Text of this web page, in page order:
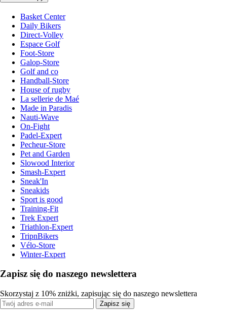
Basket Center
Daily Bikers
Direct-Volley
Espace Golf
Foot-Store
Galop-Store
Golf and co
Handball-Store
House of rugby
La sellerie de Maé
Made in Paradis
Nauti-Wave
On-Fight
Padel-Expert
Pecheur-Store
Pet and Garden
Slowood Interior
Smash-Expert
Sneak'In
Sneakids
Sport is good
Training-Fit
Trek Expert
Triathlon-Expert
TripnBikers
Vélo-Store
Winter-Expert
Zapisz się do naszego newslettera
Skorzystaj z 10% zniżki, zapisując się do naszego newslettera
Zapisz się